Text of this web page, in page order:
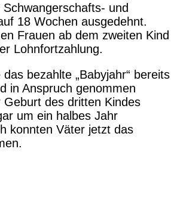
und
18 Wochen ausgedehnt.
Frauen ab dem zweiten Kind
Lohnfortzahlung.
bezahlte „Babyjahr“ bereits
in Anspruch genommen
Geburt des dritten Kindes
um ein halbes Jahr
konnten Väter jetzt das